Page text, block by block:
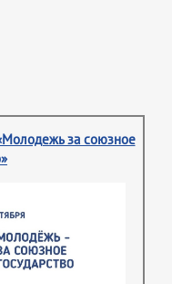
за союзное